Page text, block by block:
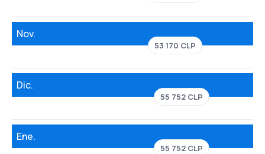
Nov.
53 170 CLP
Dic.
55 752 CLP
Ene.
55 752 CLP